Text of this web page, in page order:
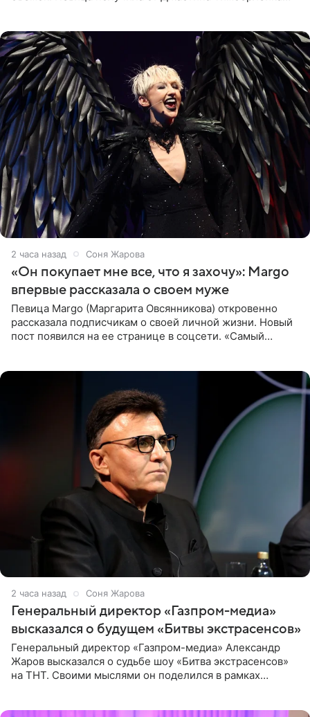
2 часа назад Соня Жарова
«Он покупает мне все, что я захочу»: Margo
впервые рассказала о своем муже
Певица Margo (Маргарита Овсянникова) откровенно
рассказала подписчикам о своей личной жизни. Новый
пост появился на ее странице в соцсети. «Самый
2 часа назад Соня Жарова
Генеральный директор «Газпром-медиа»
высказался о будущем «Битвы экстрасенсов»
Генеральный директор «Газпром-медиа» Александр
Жаров высказался о судьбе шоу «Битва экстрасенсов»
на ТНТ. Своими мыслями он поделился в рамках